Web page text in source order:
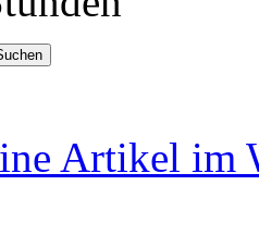
Artikel im